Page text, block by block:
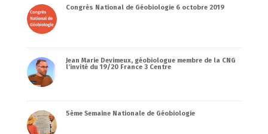
Congrès National de Géobiologie 6 octobre 2019
Jean Marie Devimeux, géobiologue membre de la CNG
l’invité du 19/20 France 3 Centre
5ème Semaine Nationale de Géobiologie